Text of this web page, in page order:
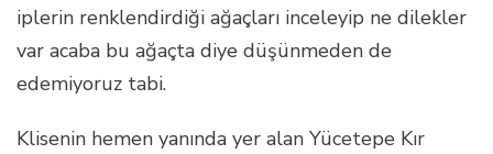
iplerin renklendirdiği ağaçları inceleyip ne dilekler
var acaba bu ağaçta diye düşünmeden de
edemiyoruz tabi.
Klisenin hemen yanında yer alan Yücetepe Kır